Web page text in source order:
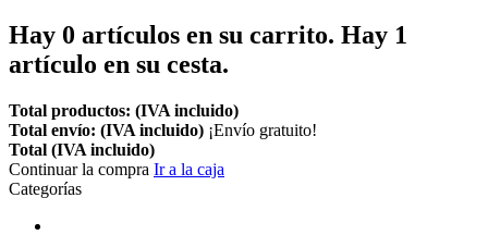
Hay 0 artículos en su carrito. Hay 1
artículo en su cesta.
Total productos: (IVA incluido)
Total envío: (IVA incluido) ¡Envío gratuito!
Total (IVA incluido)
Continuar la compra Ir a la caja
Categorías